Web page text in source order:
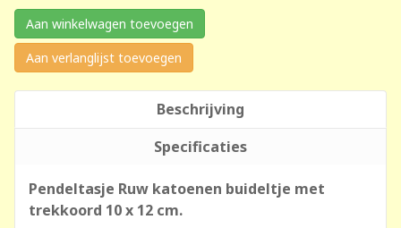
Aan winkelwagen toevoegen
Aan verlanglijst toevoegen
Beschrijving
Specificaties
Pendeltasje Ruw katoenen buideltje met
trekkoord 10 x 12 cm.